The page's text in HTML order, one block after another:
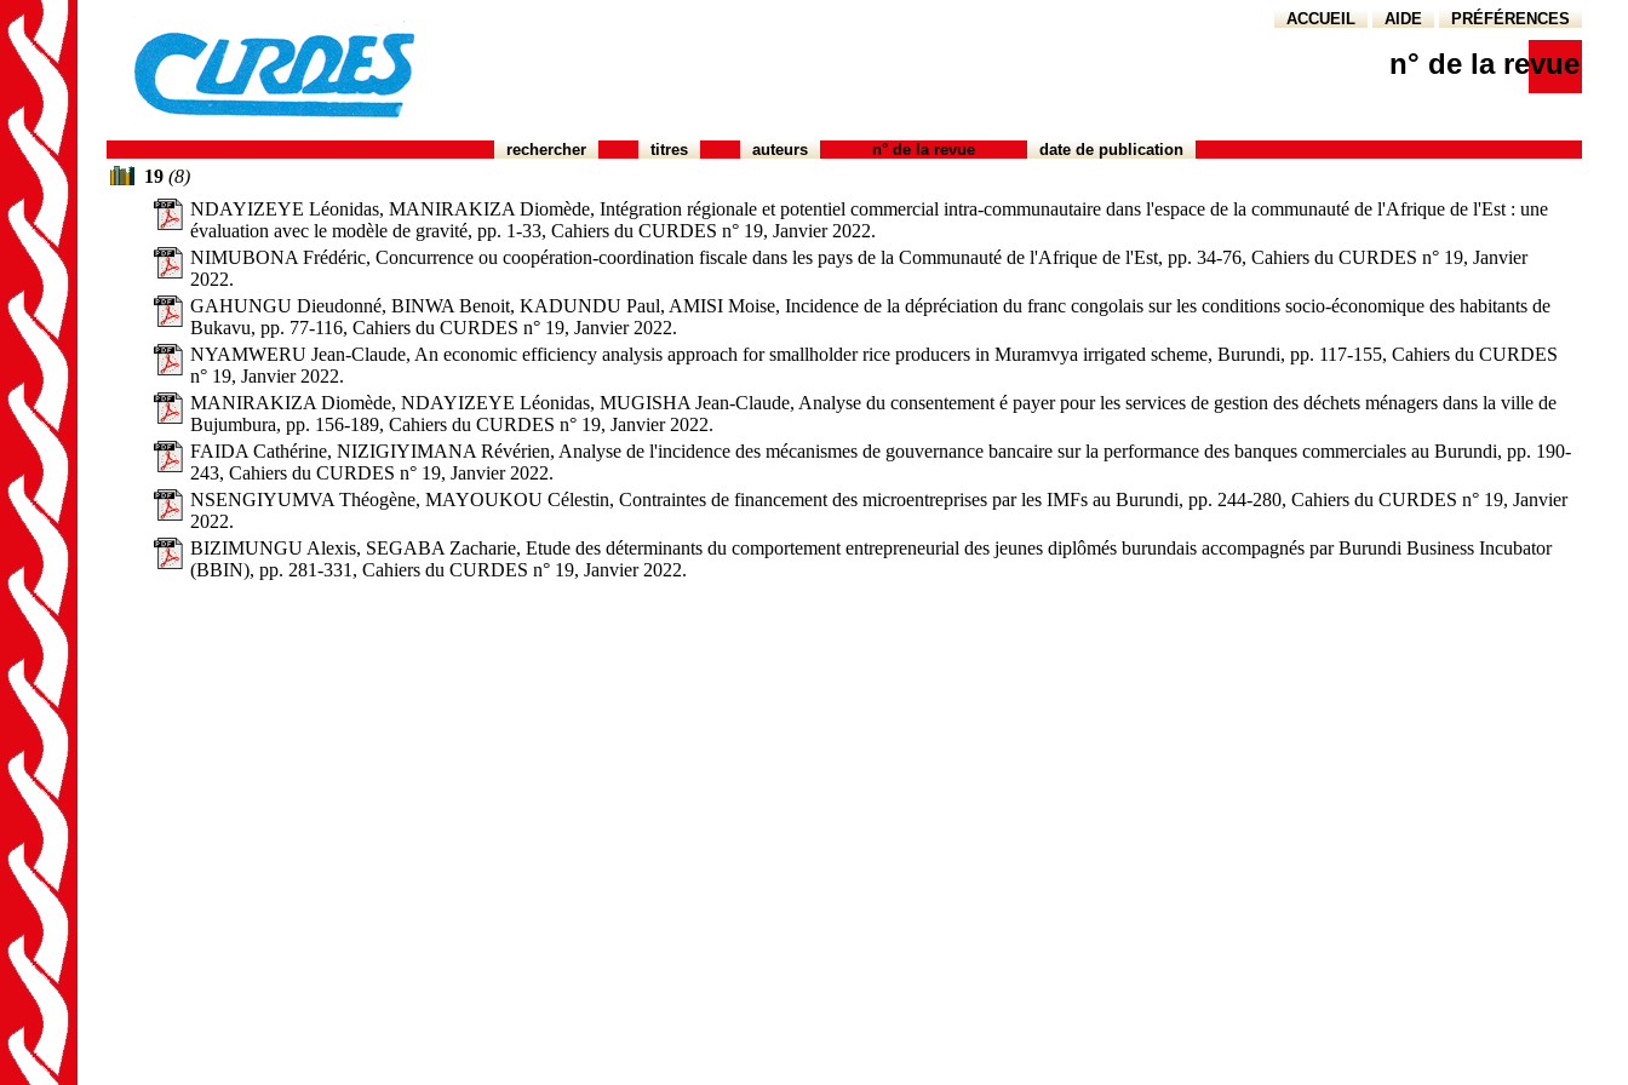
ACCUEIL AIDE PRÉFÉRENCES
n° de la revue
rechercher titres auteurs n° de la revue date de publication
19 (8)
NDAYIZEYE Léonidas, MANIRAKIZA Diomède, Intégration régionale et potentiel commercial intra-communautaire dans l'espace de la communauté de l'Afrique de l'Est : une
évaluation avec le modèle de gravité, pp. 1-33, Cahiers du CURDES n° 19, Janvier 2022.
NIMUBONA Frédéric, Concurrence ou coopération-coordination fiscale dans les pays de la Communauté de l'Afrique de l'Est, pp. 34-76, Cahiers du CURDES n° 19, Janvier
2022.
GAHUNGU Dieudonné, BINWA Benoit, KADUNDU Paul, AMISI Moise, Incidence de la dépréciation du franc congolais sur les conditions socio-économique des habitants de
Bukavu, pp. 77-116, Cahiers du CURDES n° 19, Janvier 2022.
NYAMWERU Jean-Claude, An economic efficiency analysis approach for smallholder rice producers in Muramvya irrigated scheme, Burundi, pp. 117-155, Cahiers du CURDES
n° 19, Janvier 2022.
MANIRAKIZA Diomède, NDAYIZEYE Léonidas, MUGISHA Jean-Claude, Analyse du consentement é payer pour les services de gestion des déchets ménagers dans la ville de
Bujumbura, pp. 156-189, Cahiers du CURDES n° 19, Janvier 2022.
FAIDA Cathérine, NIZIGIYIMANA Révérien, Analyse de l'incidence des mécanismes de gouvernance bancaire sur la performance des banques commerciales au Burundi, pp. 190-
243, Cahiers du CURDES n° 19, Janvier 2022.
NSENGIYUMVA Théogène, MAYOUKOU Célestin, Contraintes de financement des microentreprises par les IMFs au Burundi, pp. 244-280, Cahiers du CURDES n° 19, Janvier
2022.
BIZIMUNGU Alexis, SEGABA Zacharie, Etude des déterminants du comportement entrepreneurial des jeunes diplômés burundais accompagnés par Burundi Business Incubator
(BBIN), pp. 281-331, Cahiers du CURDES n° 19, Janvier 2022.